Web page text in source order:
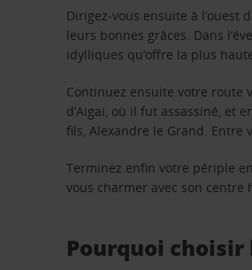
Dirigez-vous ensuite à l’ouest
leurs bonnes grâces. Dans
idylliques qu’offre la plus
Continuez ensuite votre route
d’Aigai, où il fut assassiné, et
fils, Alexandre le Grand. Entre
Terminez enfin votre périple
vous charmer avec son
Pourquoi choisir